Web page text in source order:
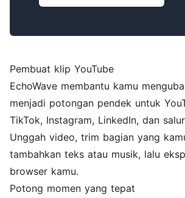
Pembuat klip YouTube
EchoWave membantu kamu
menjadi potongan pendek untuk
TikTok, Instagram, LinkedIn, dan
Unggah video, trim bagian yang
tambahkan teks atau musik, lalu
browser kamu.
Potong momen yang tepat